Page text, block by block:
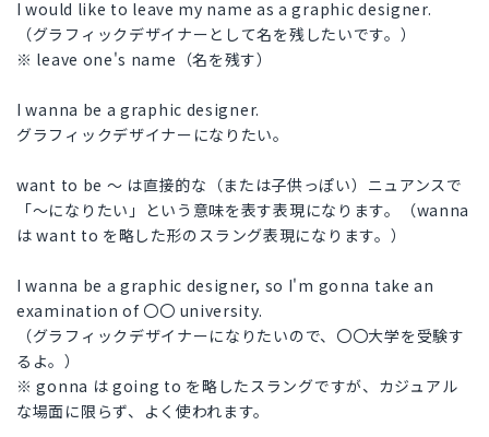
I would like to leave my name as a graphic designer.
（グラフィックデザイナーとして名を残したいです。）
※ leave one's name（名を残す）
I wanna be a graphic designer.
グラフィックデザイナーになりたい。
want to be 〜 は直接的な（または子供っぽい）ニュアンスで
「〜になりたい」という意味を表す表現になります。（wanna
は want to を略した形のスラング表現になります。）
I wanna be a graphic designer, so I'm gonna take an
examination of 〇〇 university.
（グラフィックデザイナーになりたいので、〇〇大学を受験す
るよ。）
※ gonna は going to を略したスラングですが、カジュアル
な場面に限らず、よく使われます。